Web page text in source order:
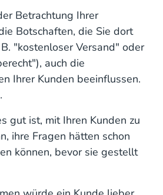
Journey
FAQ
Kundenbetreuung
Betrachtung Ihrer
Botschaften, die Sie dort
"kostenloser Versand" oder
auch die
Ihrer Kunden beeinflussen.
gut ist, mit Ihren Kunden zu
ihre Fragen hätten schon
können, bevor sie gestellt